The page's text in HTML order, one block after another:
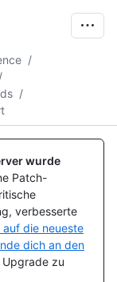
/
/
/
wurde
Patch-
verbesserte
auf die neueste
dich an den
Upgrade zu